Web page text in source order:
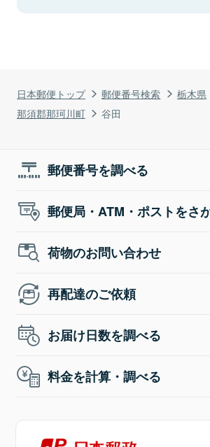
日本郵便トップ 郵便番号検索
栃木県
那須郡那珂川町
谷田
郵便番号を調べる
郵便局・ATM・ポストをさ
荷物のお問い合わせ
再配達のご依頼
お届け日数を調べる
料金を計算・調べる